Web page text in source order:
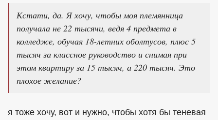
Кстати, да. Я хочу, чтобы моя племянница
получала не 22 тысячи, ведя 4 предмета в
колледже, обучая 18-летних оболтусов, плюс 5
тысяч за классное руководство и снимая при
этом квартиру за 15 тысяч, а 220 тысяч. Это
плохое желание?
я тоже хочу, вот и нужно, чтобы хотя бы теневая